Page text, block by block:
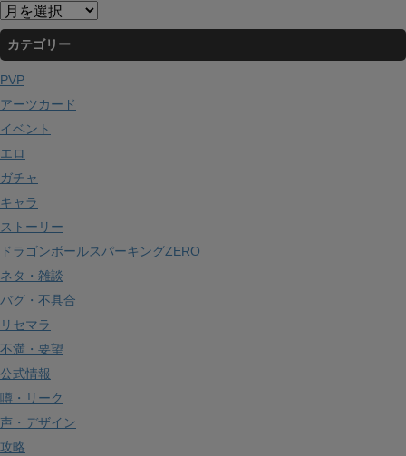
ア
ー
カ
イ
ブ
カテゴリー
PVP
アーツカード
イベント
エロ
ガチャ
キャラ
ストーリー
ドラゴンボールスパーキングZERO
ネタ・雑談
バグ・不具合
リセマラ
不満・要望
公式情報
噂・リーク
声・デザイン
攻略